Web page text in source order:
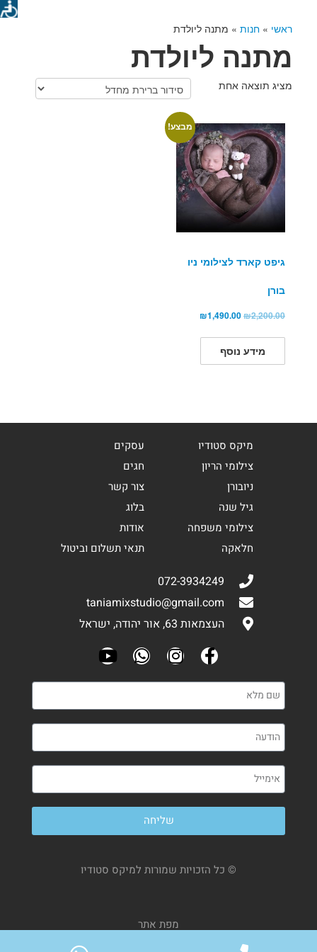
ראשי » חנות » מתנה ליולדת
מתנה ליולדת
מציג תוצאה אחת
מבצע!
גיפט קארד לצילומי ניו
בורן
₪2,200.00
₪1,490.00
מידע נוסף
מיקס סטודיו
צילומי הריון
ניובורן
גיל שנה
צילומי משפחה
חלאקה
עסקים
חגים
צור קשר
בלוג
אודות
תנאי תשלום וביטול
072-3934249
taniamixstudio@gmail.com
העצמאות 63, אור יהודה, ישראל
שליחה
© כל הזכויות שמורות למיקס סטודיו
מפת אתר